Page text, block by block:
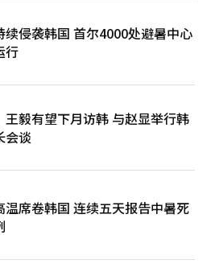
”选项。 三星电子董事会
，“客户流失、竞争力下降，甚至资
济的影响”，并非仅仅是公司方面的
酬差
奖金计算标准提出异议，这是合理的
可以无条件地正当化对整个产业生态
核心战略产业的工会，更应诚实地向
份额”与“我们停工时无名合作伙伴
。如果三星电子工会真心希望会员的
暂时停止在短期报酬获取与长期竞争
人士表示：“罢工
也会恢复，但一旦损害了客户的记
“全球顶尖企业及其成员必须共同承
是销售损失，而是可能永远消失的客
司与工会都应展现出撕毁共灭账单
工智能（AI）系统翻译与编辑。
续侵袭韩国 首尔4000处避暑中心
行
王毅有望下月访韩 与赵显举行韩
会谈
温席卷韩国 连续五天报告中暑死